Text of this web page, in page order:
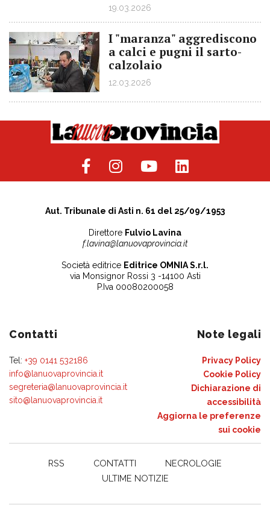
19.03.2026
I "maranza" aggrediscono
a calci e pugni il sarto-
calzolaio
12.03.2026
Aut. Tribunale di Asti n. 61 del 25/09/1953
Direttore Fulvio Lavina
f.lavina@lanuovaprovincia.it
Società editrice Editrice OMNIA S.r.l.
via Monsignor Rossi 3 -14100 Asti
P.Iva 00080200058
Contatti
Tel: +39 0141 532186
info@lanuovaprovincia.it
segreteria@lanuovaprovincia.it
sito@lanuovaprovincia.it
Note legali
Privacy Policy
Cookie Policy
Dichiarazione di
accessibilità
Aggiorna le preferenze
sui cookie
RSS CONTATTI
NECROLOGIE
ULTIME NOTIZIE